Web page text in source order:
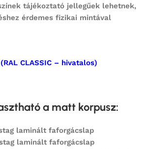
tájékoztató jellegűek lehetnek,
érdemes fizikai mintával
CLASSIC – hivatalos)
a matt korpusz:
laminált faforgácslap
laminált faforgácslap